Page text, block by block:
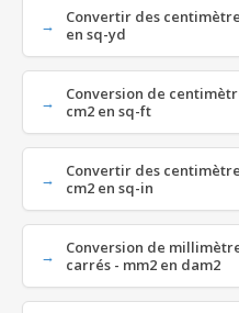
Convertir des
en sq-yd
Conversion de
cm2 en sq-ft
Convertir des
cm2 en sq-in
Conversion de
carrés - mm2 en dam2